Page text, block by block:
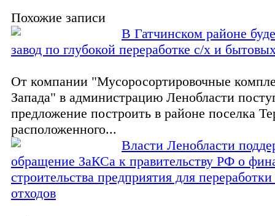
Похожие записи
В Гатчинском районе
завод по глубокой переработке с/х и
От компании "Мусоросортировочные
Запада" в администрацию Ленобласти
предложение построить в районе поселка
расположенного...
Власти Ленобласти
обращение ЗаКСа к правительству РФ о
строительства предприятия для
отходов